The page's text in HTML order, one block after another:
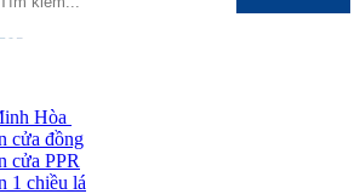
Hòa
cửa đồng
cửa PPR
1 chiều lá